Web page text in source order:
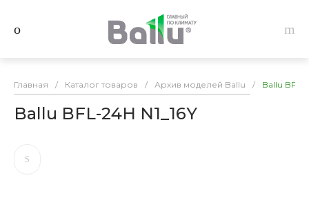
Главная / Каталог товаров / Архив моделей Ballu / Ballu BFL-
Ballu BFL-24H N1_16Y